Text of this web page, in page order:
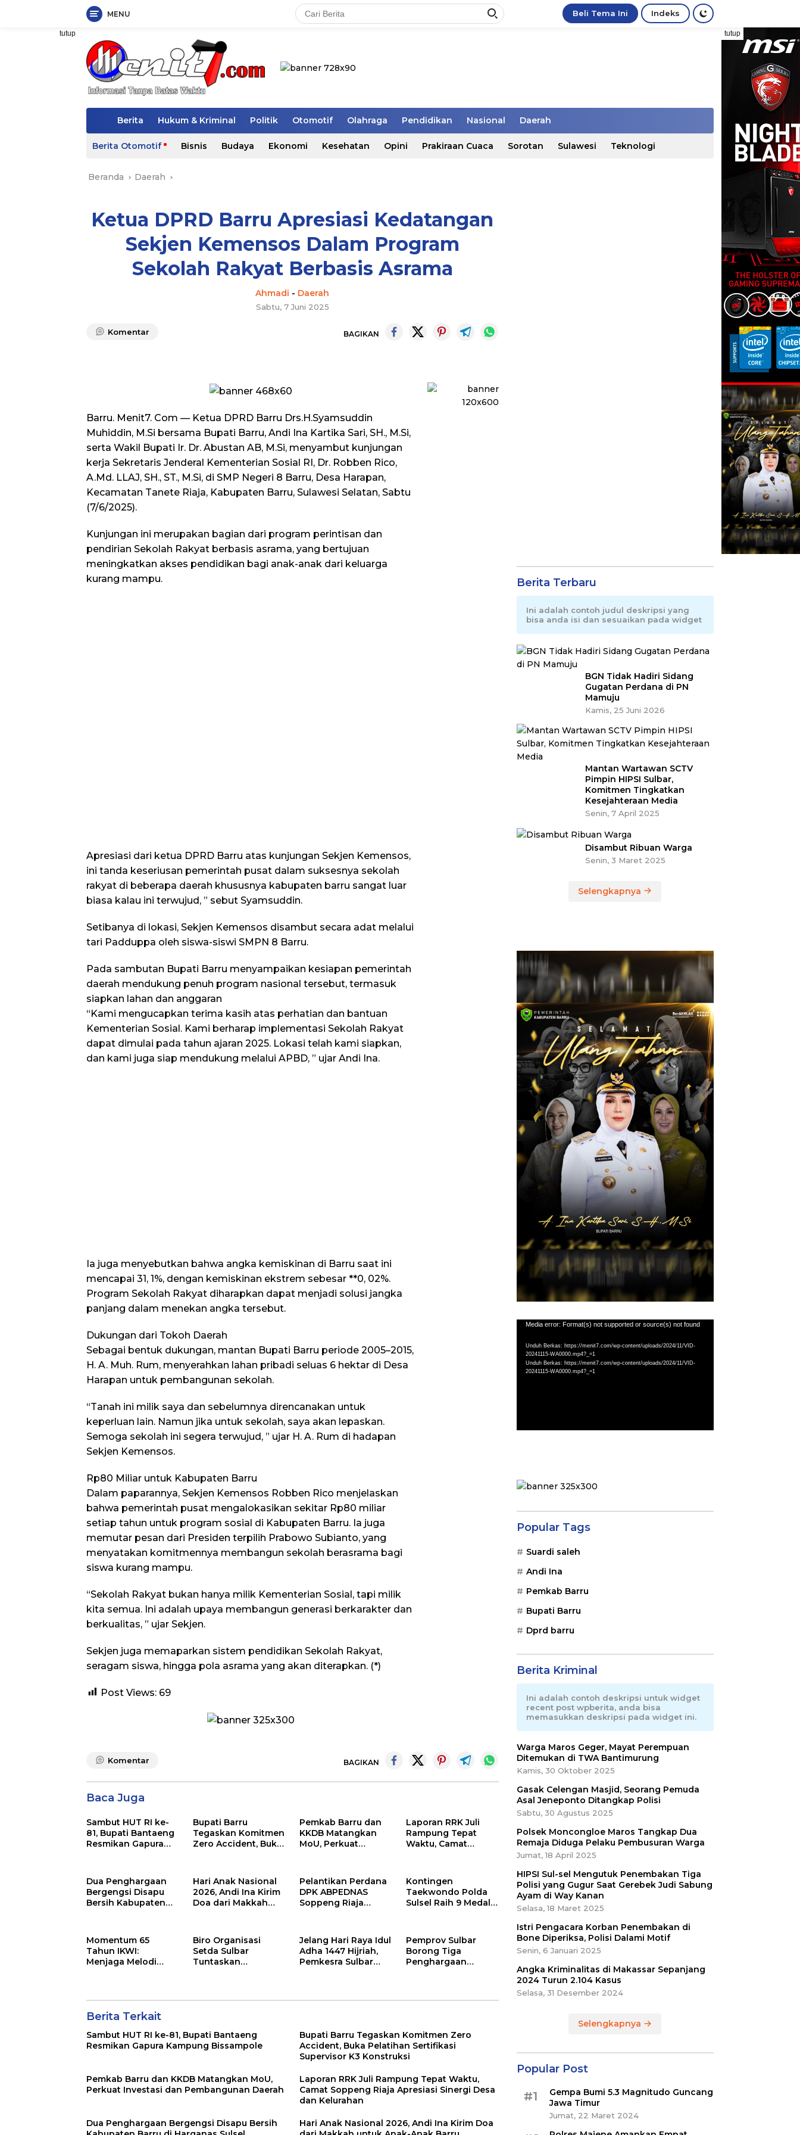
MENU Beli Tema Ini Indeks
tutup tutup
m
e
Berita Hukum & Kriminal Politik Otomotif Olahraga Pendidikan Nasional Daerah
Berita Otomotif Bisnis Budaya Ekonomi Kesehatan Opini Prakiraan Cuaca Sorotan Sulawesi Teknologi
Beranda Daerah
Ketua DPRD Barru Apresiasi Kedatangan
Sekjen Kemensos Dalam Program
Sekolah Rakyat Berbasis Asrama
Ahmadi - Daerah
Sabtu, 7 Juni 2025
Komentar BAGIKAN
Barru. Menit7. Com — Ketua DPRD Barru Drs.H.Syamsuddin
Muhiddin, M.Si bersama Bupati Barru, Andi Ina Kartika Sari, SH., M.Si,
serta Wakil Bupati Ir. Dr. Abustan AB, M.Si, menyambut kunjungan
kerja Sekretaris Jenderal Kementerian Sosial RI, Dr. Robben Rico,
A.Md. LLAJ, SH., ST., M.Si, di SMP Negeri 8 Barru, Desa Harapan,
Kecamatan Tanete Riaja, Kabupaten Barru, Sulawesi Selatan, Sabtu
(7/6/2025).
Kunjungan ini merupakan bagian dari program perintisan dan
pendirian Sekolah Rakyat berbasis asrama, yang bertujuan
meningkatkan akses pendidikan bagi anak-anak dari keluarga
kurang mampu.
Apresiasi dari ketua DPRD Barru atas kunjungan Sekjen Kemensos,
ini tanda keseriusan pemerintah pusat dalam suksesnya sekolah
rakyat di beberapa daerah khususnya kabupaten barru sangat luar
biasa kalau ini terwujud, ” sebut Syamsuddin.
Setibanya di lokasi, Sekjen Kemensos disambut secara adat melalui
tari Padduppa oleh siswa-siswi SMPN 8 Barru.
Pada sambutan Bupati Barru menyampaikan kesiapan pemerintah
daerah mendukung penuh program nasional tersebut, termasuk
siapkan lahan dan anggaran
“Kami mengucapkan terima kasih atas perhatian dan bantuan
Kementerian Sosial. Kami berharap implementasi Sekolah Rakyat
dapat dimulai pada tahun ajaran 2025. Lokasi telah kami siapkan,
dan kami juga siap mendukung melalui APBD, ” ujar Andi Ina.
Ia juga menyebutkan bahwa angka kemiskinan di Barru saat ini
mencapai 31, 1%, dengan kemiskinan ekstrem sebesar **0, 02%.
Program Sekolah Rakyat diharapkan dapat menjadi solusi jangka
panjang dalam menekan angka tersebut.
Dukungan dari Tokoh Daerah
Sebagai bentuk dukungan, mantan Bupati Barru periode 2005–2015,
H. A. Muh. Rum, menyerahkan lahan pribadi seluas 6 hektar di Desa
Harapan untuk pembangunan sekolah.
“Tanah ini milik saya dan sebelumnya direncanakan untuk
keperluan lain. Namun jika untuk sekolah, saya akan lepaskan.
Semoga sekolah ini segera terwujud, ” ujar H. A. Rum di hadapan
Sekjen Kemensos.
Rp80 Miliar untuk Kabupaten Barru
Dalam paparannya, Sekjen Kemensos Robben Rico menjelaskan
bahwa pemerintah pusat mengalokasikan sekitar Rp80 miliar
setiap tahun untuk program sosial di Kabupaten Barru. Ia juga
memutar pesan dari Presiden terpilih Prabowo Subianto, yang
menyatakan komitmennya membangun sekolah berasrama bagi
siswa kurang mampu.
“Sekolah Rakyat bukan hanya milik Kementerian Sosial, tapi milik
kita semua. Ini adalah upaya membangun generasi berkarakter dan
berkualitas, ” ujar Sekjen.
Sekjen juga memaparkan sistem pendidikan Sekolah Rakyat,
seragam siswa, hingga pola asrama yang akan diterapkan. (*)
Post Views: 69
Komentar BAGIKAN
Baca Juga
Sambut HUT RI ke-
81, Bupati Bantaeng
Resmikan Gapura
Bupati Barru
Tegaskan Komitmen
Zero Accident, Buka
Konstruksi
Pemkab Barru dan
KKDB Matangkan
MoU, Perkuat
Daerah
Laporan RRK Juli
Rampung Tepat
Waktu, Camat
Desa dan Kelurahan
Dua Penghargaan
Bergengsi Disapu
Bersih Kabupaten
Hari Anak Nasional
2026, Andi Ina Kirim
Doa dari Makkah
Pelantikan Perdana
DPK ABPEDNAS
Soppeng Riaja
Sinergi Wujudkan
Desa Maju
Kontingen
Taekwondo Polda
Sulsel Raih 9 Medali
2026
Momentum 65
Tahun IKWI:
Menjaga Melodi
Pers
Biro Organisasi
Setda Sulbar
Tuntaskan
Jelang Hari Raya Idul
Adha 1447 Hijriah,
Pemkesra Sulbar
Pemprov Sulbar
Borong Tiga
Penghargaan
Berita Terkait
Sambut HUT RI ke-81, Bupati Bantaeng
Resmikan Gapura Kampung Bissampole
Bupati Barru Tegaskan Komitmen Zero
Accident, Buka Pelatihan Sertifikasi
Supervisor K3 Konstruksi
Pemkab Barru dan KKDB Matangkan MoU,
Perkuat Investasi dan Pembangunan Daerah
Laporan RRK Juli Rampung Tepat Waktu,
Camat Soppeng Riaja Apresiasi Sinergi Desa
dan Kelurahan
Dua Penghargaan Bergengsi Disapu Bersih
Hari Anak Nasional 2026, Andi Ina Kirim Doa
Berita Terbaru
Ini adalah contoh judul deskripsi yang
bisa anda isi dan sesuaikan pada widget
BGN Tidak Hadiri Sidang
Gugatan Perdana di PN
Mamuju
Kamis, 25 Juni 2026
Mantan Wartawan SCTV
Pimpin HIPSI Sulbar,
Komitmen Tingkatkan
Kesejahteraan Media
Senin, 7 April 2025
Disambut Ribuan Warga
Senin, 3 Maret 2025
Selengkapnya
Pemutar
Media error: Format(s) not supported or source(s) not found
Unduh Berkas: https://menit7.com/wp-content/uploads/2024/11/VID-
20241115-WA0000.mp4?_=1
Unduh Berkas: https://menit7.com/wp-content/uploads/2024/11/VID-
20241115-WA0000.mp4?_=1
Popular Tags
Suardi saleh
Andi Ina
Pemkab Barru
Bupati Barru
Dprd barru
Berita Kriminal
Ini adalah contoh deskripsi untuk widget
recent post wpberita, anda bisa
memasukkan deskripsi pada widget ini.
Warga Maros Geger, Mayat Perempuan
Ditemukan di TWA Bantimurung
Kamis, 30 Oktober 2025
Gasak Celengan Masjid, Seorang Pemuda
Asal Jeneponto Ditangkap Polisi
Sabtu, 30 Agustus 2025
Polsek Moncongloe Maros Tangkap Dua
Remaja Diduga Pelaku Pembusuran Warga
Jumat, 18 April 2025
HIPSI Sul-sel Mengutuk Penembakan Tiga
Polisi yang Gugur Saat Gerebek Judi Sabung
Ayam di Way Kanan
Selasa, 18 Maret 2025
Istri Pengacara Korban Penembakan di
Bone Diperiksa, Polisi Dalami Motif
Senin, 6 Januari 2025
Angka Kriminalitas di Makassar Sepanjang
2024 Turun 2.104 Kasus
Selasa, 31 Desember 2024
Selengkapnya
Popular Post
#1
Gempa Bumi 5.3 Magnitudo Guncang
Jawa Timur
Jumat, 22 Maret 2024